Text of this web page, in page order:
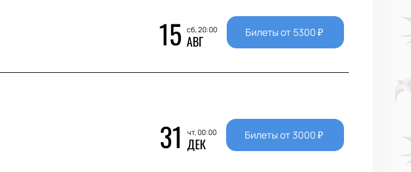
15 сб, 20:00
АВГ Билеты от 5300₽
31 чт, 00:00
ДЕК Билеты от 3000₽